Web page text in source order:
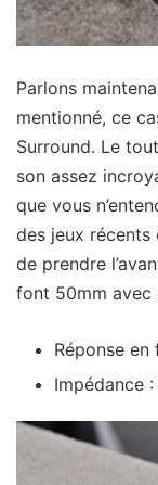
Parlons
mentionné, ce
Surround. Le
son assez
que vous
des jeux récents
de prendre
font 50mm avec
Réponse
Impédance